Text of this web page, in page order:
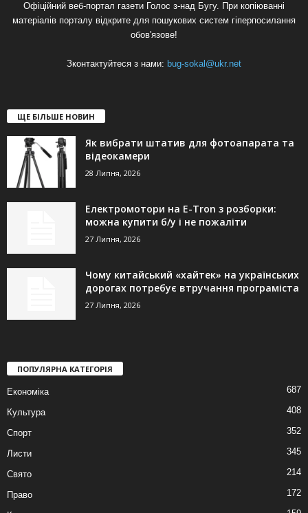
Офіційний веб-портал газети Голос з-над Бугу. При копіюванні
матеріалів порталу відкрите для пошукових систем гіперпосилання
обов'язове!
Зконтактуйтеся з нами: bug-sokal@ukr.net
ЩЕ БІЛЬШЕ НОВИН
Як вибрати штатив для фотоапарата та
відеокамери
28 Липня, 2026
Електромотори на E-Tron з розборки:
можна купити б/у і не пожаліти
27 Липня, 2026
Чому китайський «хайтек» на українських
дорогах потребує втручання програміста
27 Липня, 2026
ПОПУЛЯРНА КАТЕГОРІЯ
Економіка 687
Культура 408
Спорт 352
Листи 345
Свято 214
Право 172